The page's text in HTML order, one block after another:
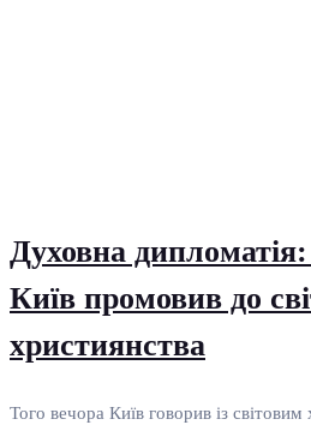
Духовна
Київ промовив до
християнства
Того вечора Київ говорив із